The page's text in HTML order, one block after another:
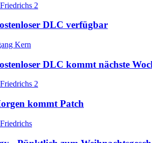
2
DLC verfügbar
Kern
DLC kommt nächste
2
kommt Patch